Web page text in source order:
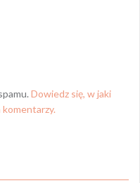
Dowiedz się, w jaki